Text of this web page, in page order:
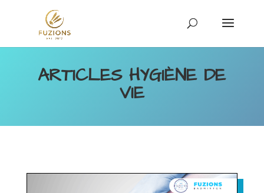
ARTICLES HYGIÈNE DE
VIE